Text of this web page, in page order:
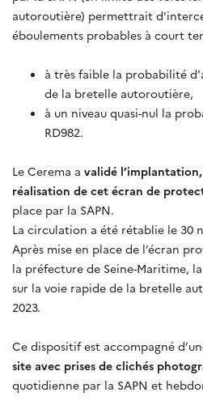
autoroutière) permettrait
éboulements probables à court
à très faible la probabilité
de la bretelle autoroutière,
à un niveau quasi-nul la
RD982.
Le Cerema a validé
réalisation de cet écran de
place par la SAPN.
La circulation a été rétablie le 30
Après mise en place de l’écran
la préfecture de Seine-Maritime,
sur la voie rapide de la bretelle
2023.
Ce dispositif est accompagné
site avec prises de clichés
quotidienne par la SAPN et